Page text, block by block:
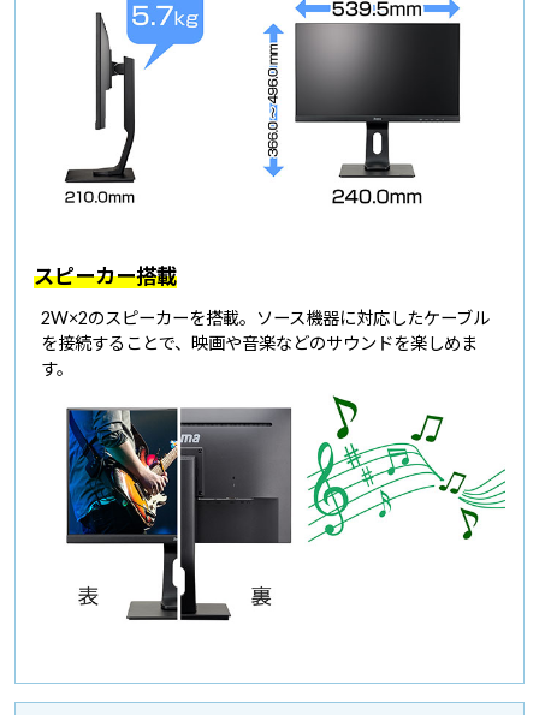
スピーカー搭載
2W×2のスピーカーを搭載。ソース機器に対応したケーブル
を接続することで、映画や音楽などのサウンドを楽しめま
す。